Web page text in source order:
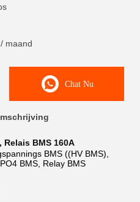
maand
Chat Nu
, Relais BMS 160A
BMS ((HV BMS),
BMS, Relay BMS